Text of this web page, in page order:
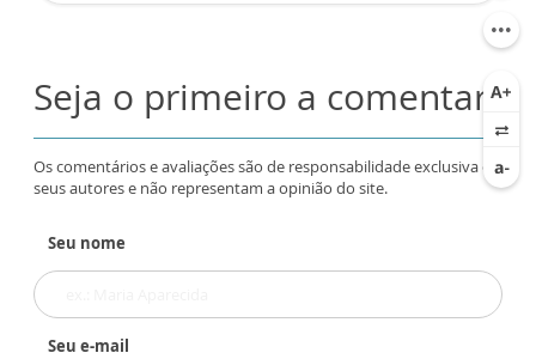
Seja o primeiro a comentar
Os comentários e avaliações são de responsabilidade exclusiva de
seus autores e não representam a opinião do site.
Seu nome
Seu e-mail